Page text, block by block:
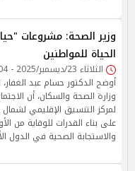
وزير الصحة: مشروعات
الحياة للمواطنين
الثلاثاء 23/ديسمبر/2025 - 02:04 م
أوضح الدكتور حسام عبد
وزارة الصحة والسكان، أن
على بناء القدرات للوقاية من
والاستجابة الصحية في الدول